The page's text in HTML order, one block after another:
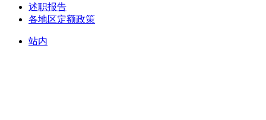
述职报告
各地区定额政策
站内